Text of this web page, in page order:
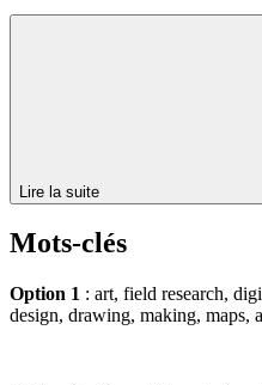
Lire la suite
Mots-clés
Option 1 : art, field research,
design, drawing, making, maps,